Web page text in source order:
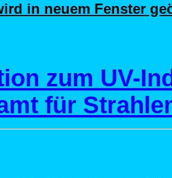
in neuem Fenster
zum UV-
für